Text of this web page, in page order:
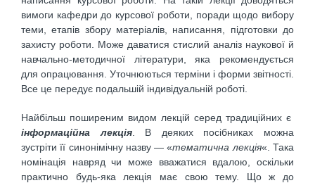
вимоги кафедри до курсової роботи, поради щодо вибору
теми, етапів збору матеріалів, написання, підготовки до
захисту роботи. Може даватися стислий аналіз наукової й
навчально-методичної літератури, яка рекомендується
для опрацювання. Уточнюються терміни і форми звітності.
Все це передує подальшій індивідуальній роботі.
Найбільш поширеним видом лекцій серед традиційних є
інформаційна лекція. В деяких посібниках можна
зустріти її синонімічну назву — «тематична лекція«. Така
номінація навряд чи може вважатися вдалою, оскільки
практично будь-яка лекція має свою тему. Що ж до